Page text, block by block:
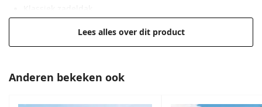
Oversteek rondom 20 cm
Inclusief dak- en gevelplanken, daklijsten en hang- en
Lees alles over dit product
Anderen bekeken ook